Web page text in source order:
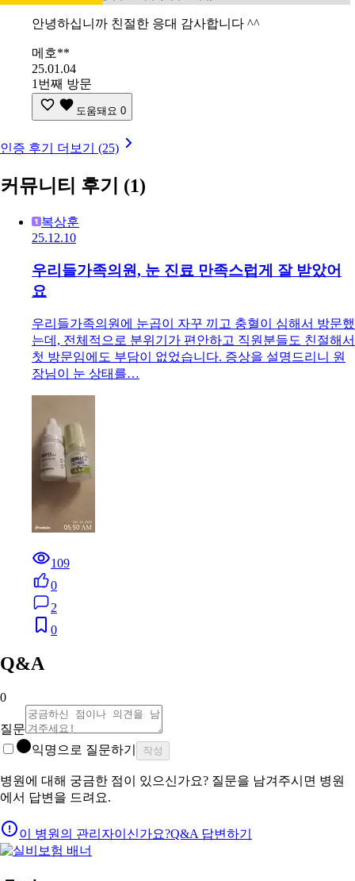
안녕하십니까 친절한 응대 감사합니다 ^^
메호**
25.01.04
1번째 방문
도움돼요 0
인증 후기 더보기 (25)
커뮤니티 후기 (1)
복상훈
25.12.10
우리들가족의원, 눈 진료 만족스럽게 잘 받았어
요
우리들가족의원에 눈곱이 자꾸 끼고 충혈이 심해서 방문했
는데, 전체적으로 분위기가 편안하고 직원분들도 친절해서
첫 방문임에도 부담이 없었습니다. 증상을 설명드리니 원
장님이 눈 상태를…
109
0
2
0
Q&A
0
질문
익명으로 질문하기
작성
병원에 대해 궁금한 점이 있으신가요? 질문을 남겨주시면 병원
에서 답변을 드려요.
이 병원의 관리자이신가요?Q&A 답변하기